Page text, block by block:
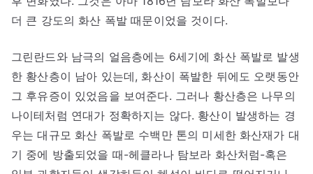
더 큰 강도의 화산 폭발 때문이었을 것이다.
그린란드와 남극의 얼음층에는 6세기에 화산 폭발로 발생
한 황산층이 남아 있는데, 화산이 폭발한 뒤에도 오랫동안
그 후유증이 있었음을 보여준다. 그러나 황산층은 나무의
나이테처럼 연대가 정확하지는 않다. 황산이 발생하는 경
우는 대규모 화산 폭발로 수백만 톤의 미세한 화산재가 대
기 중에 방출되었을 때-헤클라나 탐보라 화산처럼-혹은